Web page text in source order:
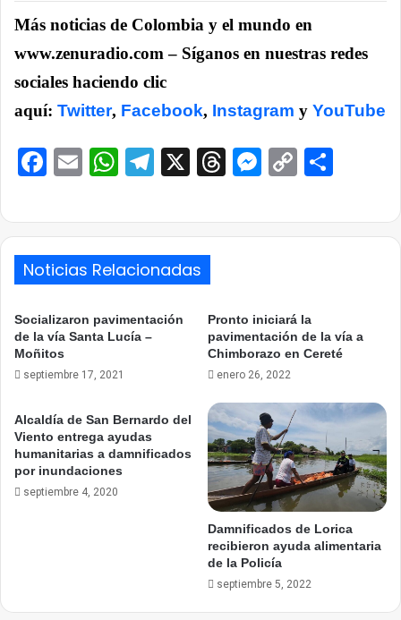
Más noticias de Colombia y el mundo en
www.zenuradio.com – Síganos en nuestras redes
sociales haciendo clic
aquí: Twitter, Facebook, Instagram y YouTube
Facebook
EmailWhatsApp
Telegram
X ThreadsCopy
Noticias Relacionadas
Socializaron pavimentación
de la vía Santa Lucía –
Moñitos
septiembre 17, 2021
Pronto iniciará la
pavimentación de la vía a
Chimborazo en Cereté
enero 26, 2022
Alcaldía de San Bernardo del
Viento entrega ayudas
humanitarias a damnificados
por inundaciones
septiembre 4, 2020
Damnificados de Lorica
recibieron ayuda alimentaria
de la Policía
septiembre 5, 2022